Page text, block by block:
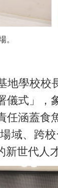
。
學校校
式」
涵蓋
域、跨
世代人